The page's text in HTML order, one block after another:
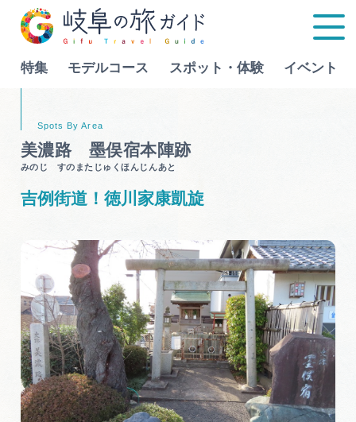
特集 モデルコース スポット・体験 イベント
スポット・体験
イベント
グルメ
旅の予約
Language
行きたいリストを見る
美濃路 墨俣宿本陣跡
みのじ すのまたじゅくほんじんあと
吉例街道！徳川家康凱旋